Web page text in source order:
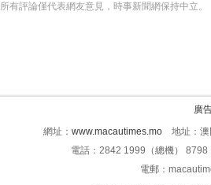
所有評論僅代表網友意見，時事新聞網保持中立。
廣
網址： www.macautimes.mo 地址：澳
電話：2842 1999（總機）
電郵：